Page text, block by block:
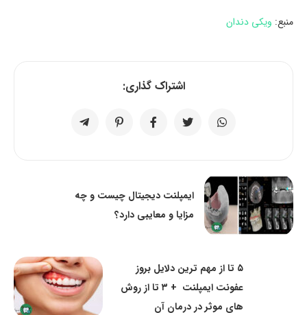
منبع: ویکی دندان
اشتراک گذاری:
ایمپلنت دیجیتال چیست و چه
مزایا و معایبی دارد؟
۵ تا از مهم ترین دلایل بروز
عفونت ایمپلنت + ۳ تا از روش
های موثر در درمان آن